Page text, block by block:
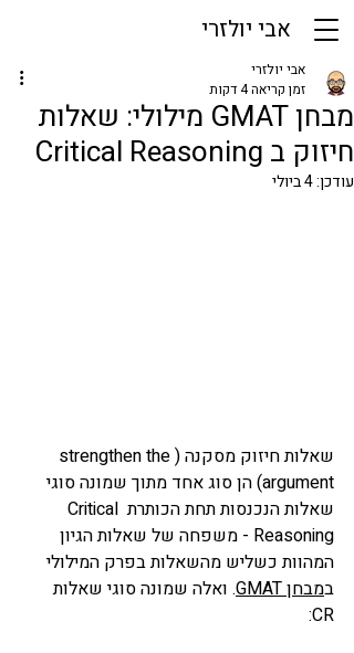
אבי יולזרי
מבחן GMAT מילולי: שאלות
חיזוק ב Critical Reasoning
אבי יולזרי
זמן קריאה 4 דקות
עודכן:4 ביולי
שאלות חיזוק מסקנה (strengthen the
argument) הן סוג אחד מתוך שמונה סוגי
שאלות הנכנסות תחת הכותרת Critical
Reasoning - משפחה של שאלות הגיון
המהוות כשליש מהשאלות בפרק המילולי
במבחן GMAT
. ואלה שמונה סוגי שאלות
CR: